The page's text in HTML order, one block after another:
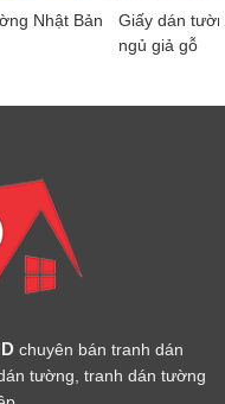
Nhật Bản
Giấy dán
ngủ giả gỗ
chuyên bán tranh dán
tường, tranh dán tường